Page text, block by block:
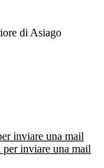
di Asiago
inviare una mail
inviare una mail